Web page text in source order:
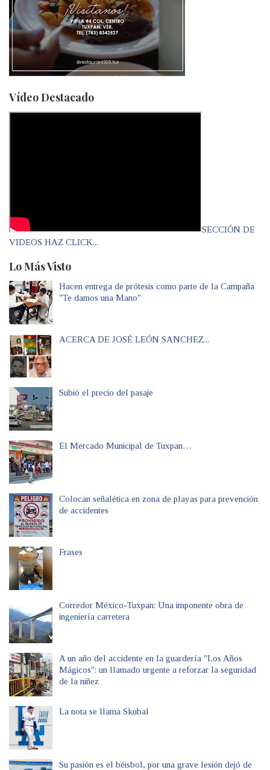
Vídeo Destacado
SECCIÓN DE
VIDEOS HAZ CLICK...
Lo Más Visto
Hacen entrega de prótesis como parte de la Campaña
"Te damos una Mano"
ACERCA DE JOSÉ LEÓN SANCHEZ...
Subió el precio del pasaje
El Mercado Municipal de Tuxpan…
Colocan señalética en zona de playas para prevención
de accidentes
Frases
Corredor México-Tuxpan: Una imponente obra de
ingeniería carretera
A un año del accidente en la guardería "Los Años
Mágicos": un llamado urgente a reforzar la seguridad
de la niñez
La nota se llama Skubal
Su pasión es el béisbol, por una grave lesión dejó de